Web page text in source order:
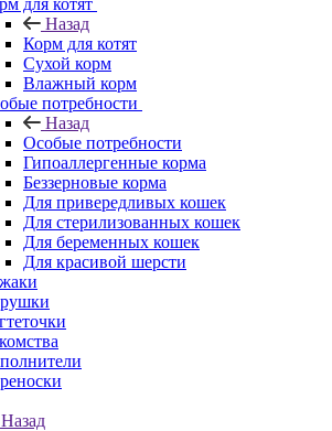
для котят
Назад
Корм для котят
Сухой корм
Влажный корм
потребности
Назад
Особые потребности
Гипоаллергенные корма
Беззерновые корма
Для привередливых кошек
Для стерилизованных кошек
Для беременных кошек
Для красивой шерсти
Назад